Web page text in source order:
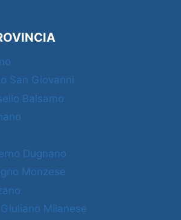
San Giovanni
Balsamo
Dugnano
Monzese
Milanese